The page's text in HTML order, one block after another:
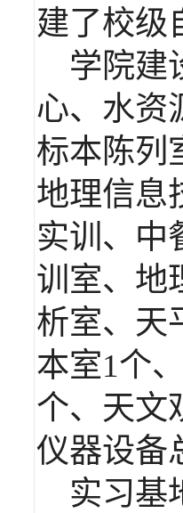
建了校级
学院建
心、水资
标本陈列
地理信息
实训、中
训室、地
析室、天
本室1个
个、天文
仪器设备
实习基